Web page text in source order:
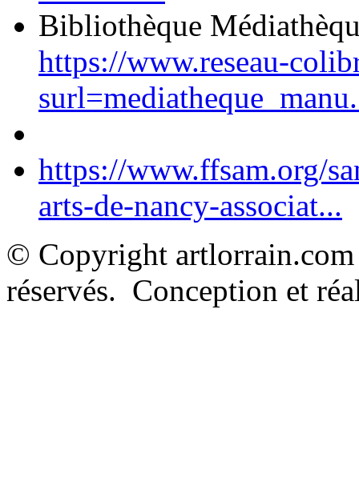
Bibliothèque
https://www.reseau-
https://www.ffsam.org/
arts-de-nancy-associat...
© Copyright
réservés. Conception et